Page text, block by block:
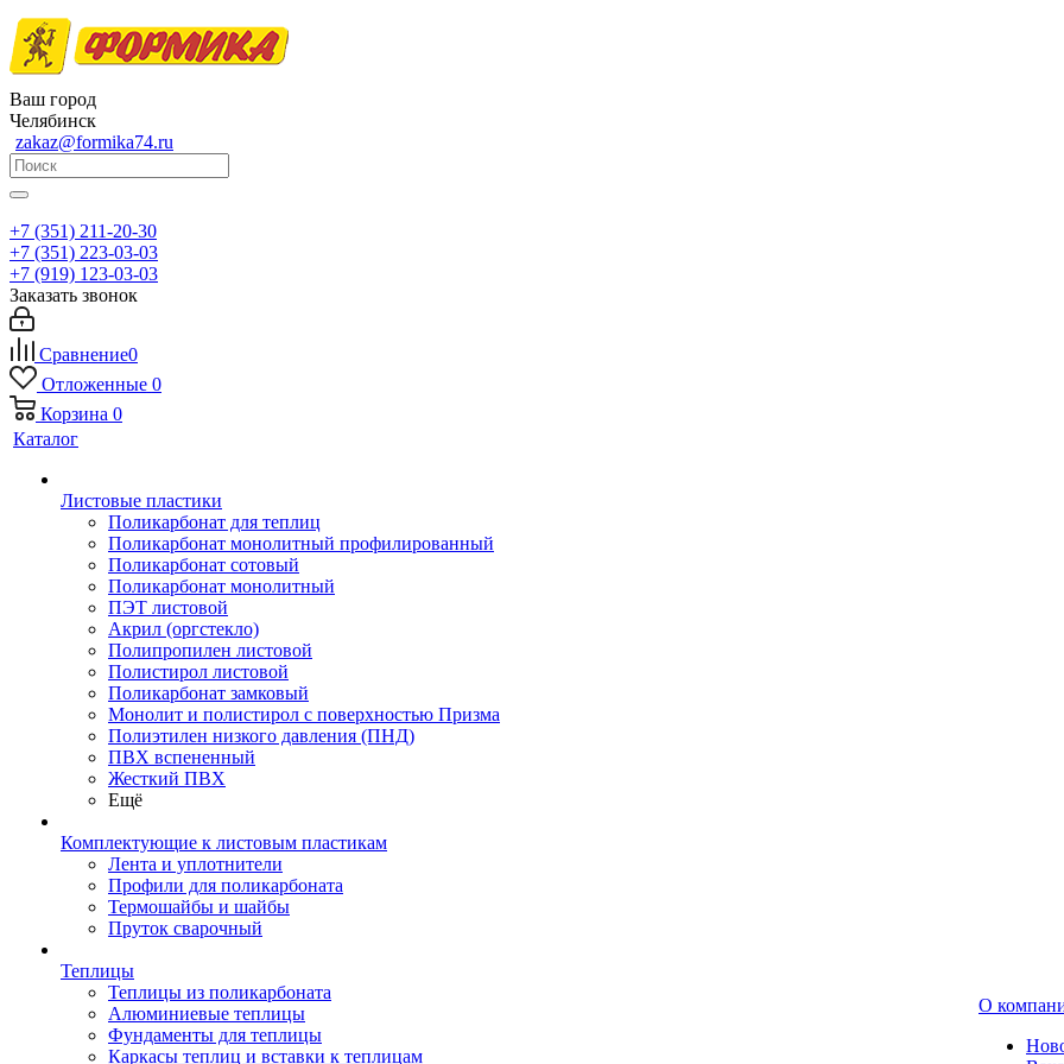
Ваш город
Челябинск
zakaz@formika74.ru
+7 (351) 211-20-30
+7 (351) 223-03-03
+7 (919) 123-03-03
Заказать звонок
Сравнение0
Отложенные 0
Корзина 0
Каталог
Листовые пластики
Поликарбонат для теплиц
Поликарбонат монолитный профилированный
Поликарбонат сотовый
Поликарбонат монолитный
ПЭТ листовой
Акрил (оргстекло)
Полипропилен листовой
Полистирол листовой
Поликарбонат замковый
Монолит и полистирол с поверхностью Призма
Полиэтилен низкого давления (ПНД)
ПВХ вспененный
Жесткий ПВХ
Ещё
Комплектующие к листовым пластикам
Лента и уплотнители
Профили для поликарбоната
Термошайбы и шайбы
Пруток сварочный
Теплицы
Теплицы из поликарбоната
Алюминиевые теплицы
Фундаменты для теплицы
Каркасы теплиц и вставки к теплицам
О